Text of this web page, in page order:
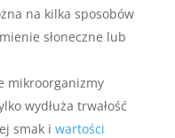
na kilka sposobów
słoneczne lub
mikroorganizmy
wydłuża trwałość
smak i wartości